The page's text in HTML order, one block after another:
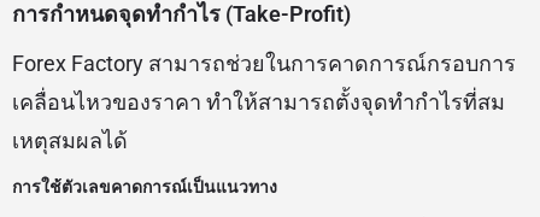
การกำหนดจุดทำกำไร (Take-Profit)
Forex Factory สามารถช่วยในการคาดการณ์กรอบการ
เคลื่อนไหวของราคา ทำให้สามารถตั้งจุดทำกำไรที่สม
เหตุสมผลได้
การใช้ตัวเลขคาดการณ์เป็นแนวทาง